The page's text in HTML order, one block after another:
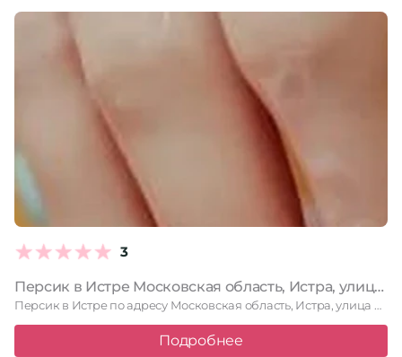
3
Персик в Истре Московская область, Истра, улица Ленина, 21, 1 этаж
Персик в Истре по адресу Московская область, Истра, улица Ленина, …
Подробнее